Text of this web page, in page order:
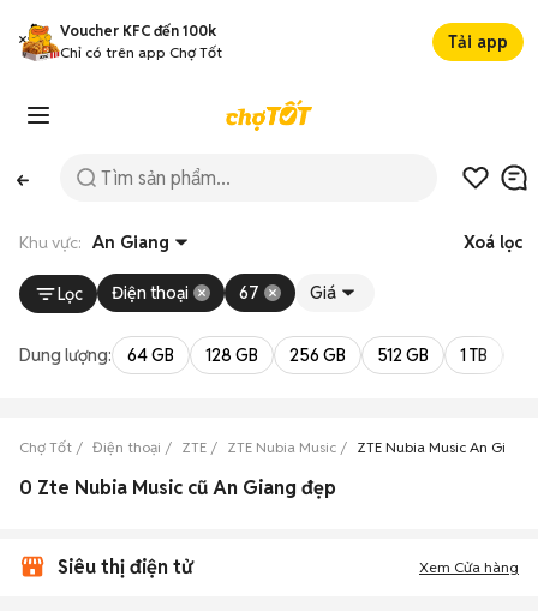
Voucher KFC đến 100k
Chỉ có trên app Chợ Tốt
Tải app
Khu vực: An Giang Xoá lọc
Lọc Điện thoại 67 Giá
Dung lượng: 64 GB 128 GB 256 GB 512 GB 1 TB
Chợ Tốt Điện thoại ZTE ZTE Nubia Music ZTE Nubia Music An Giang
0 Zte Nubia Music cũ An Giang đẹp
Siêu thị điện tử Xem Cửa hàng